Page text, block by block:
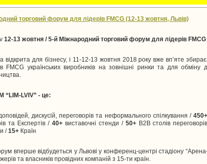
торговий форум для лідерів FMCG (12-13 жовтня, Львів)
12-13 жовтня / 5-й Міжнародний торговий форум для лідерів FMCG
відкрита для бізнесу, і 11-12-13 жовтня 2018 року вже вп’яте
FMCG українських виробників на зовнішні ринки та для обміну
“LIM-LVIV” - це:
дискусій, переговорів та неформального спілкування /450+
та Експертів / 40+виставочні стенди / 50+B2B столів
/15+ Країн
вперше відбудеться у Львові у конференц-центрі стадіону “Арена-
та власників провідних компаній з 15-ти країн.